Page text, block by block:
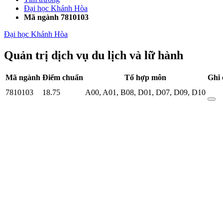
Đại học Khánh Hòa
Mã ngành 7810103
Đại học Khánh Hòa
Quản trị dịch vụ du lịch và lữ hành
Mã ngành Điểm chuẩn Tổ hợp môn
Ghi
7810103
18.75 A00, A01, B08, D01, D07, D09, D10